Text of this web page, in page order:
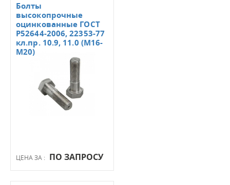
ЦЕНА ЗА : ПО ЗАПРОСУ
Болты
высокопрочные
оцинкованные ГОСТ
Р52644-2006, 22353-77
кл.пр. 10.9, 11.0 (М16-
М20)